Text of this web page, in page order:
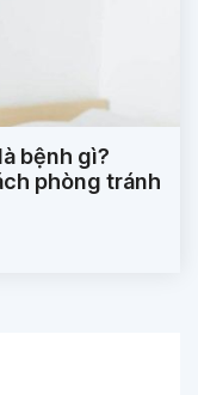
bệnh gì?
phòng tránh